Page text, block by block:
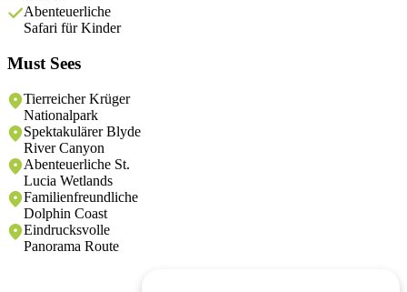
Abenteuerliche
Safari für Kinder
Must Sees
Tierreicher Krüger
Nationalpark
Spektakulärer Blyde
River Canyon
Abenteuerliche St.
Lucia Wetlands
Familienfreundliche
Dolphin Coast
Eindrucksvolle
Panorama Route